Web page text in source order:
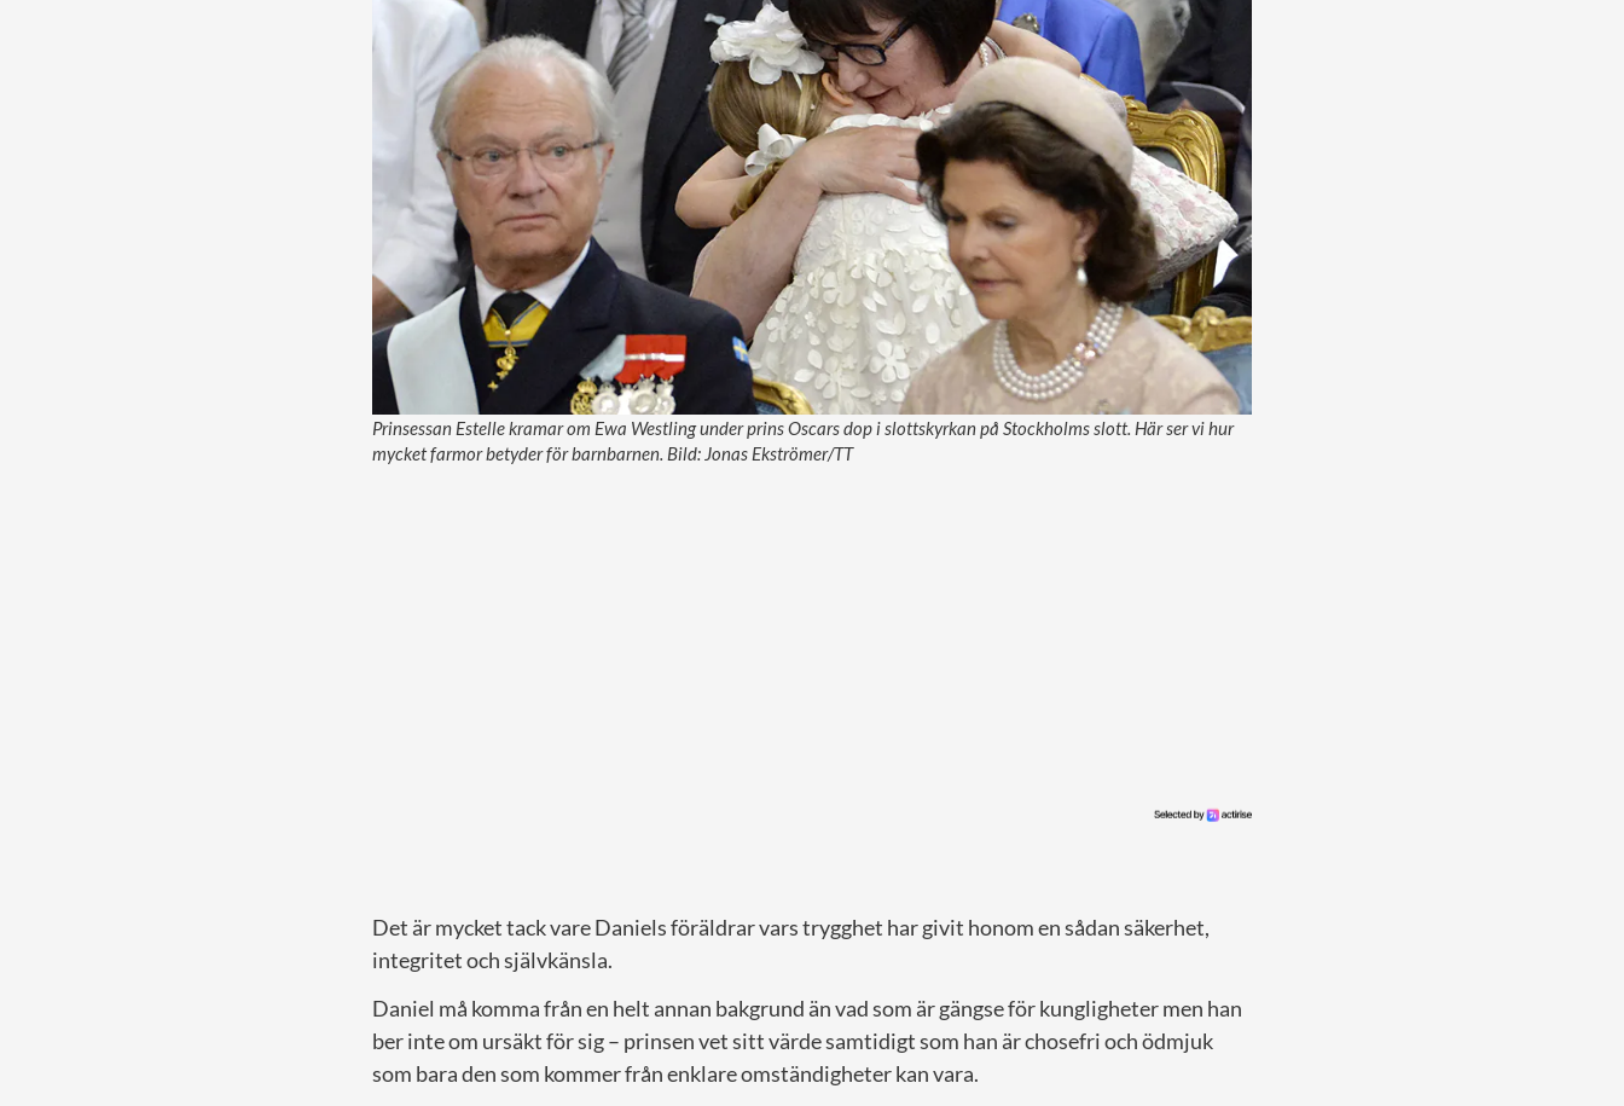
Prinsessan Estelle kramar om Ewa Westling under prins Oscars dop i slottskyrkan på Stockholms slott. Här ser vi hur
mycket farmor betyder för barnbarnen. Bild: Jonas Ekströmer/TT
Det är mycket tack vare Daniels föräldrar vars trygghet har givit honom en sådan säkerhet,
integritet och självkänsla.
Daniel må komma från en helt annan bakgrund än vad som är gängse för kungligheter men han
ber inte om ursäkt för sig – prinsen vet sitt värde samtidigt som han är chosefri och ödmjuk
som bara den som kommer från enklare omständigheter kan vara.